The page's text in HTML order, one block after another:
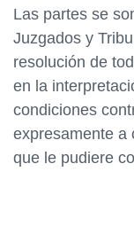
Las partes se
Juzgados y
resolución de
en la
condiciones
expresamente a
que le pudiere